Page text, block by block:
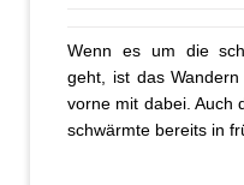
Wenn es um die
geht, ist das
vorne mit dabei. Auch
schwärmte bereits in